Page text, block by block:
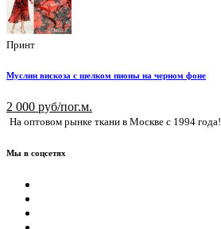
Принт
Муслин вискоза с шелком пионы на черном фоне
2 000 руб/пог.м.
На оптовом рынке ткани в Москве с 1994 года!
Мы в соцсетях